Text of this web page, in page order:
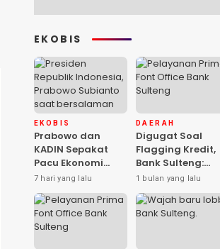
EKOBIS
EKOBIS
Prabowo dan
KADIN Sepakat
Pacu Ekonomi
Nasional, Gufran
Ahmad: Sulteng
Siap Ambil Peran
7 hari yang lalu
DAERAH
Digugat Soal
Flagging Kredit,
Bank Sulteng:
Kebijakan Berlaku
untuk Seluruh
Debitur ASN
1 bulan yang lalu